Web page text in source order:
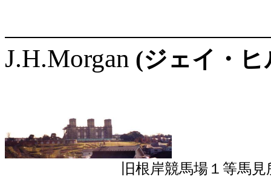
J.H.Morgan (ジェイ・
旧根岸競馬場１等馬